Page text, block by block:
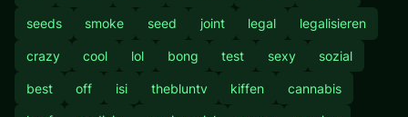
seeds smoke seed joint legal legalisieren
crazy cool lol bong test sexy sozial
best off isi thebluntv kiffen cannabis